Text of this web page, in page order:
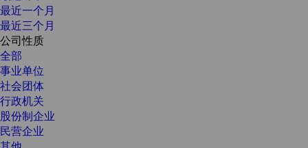
最近一个月
最近三个月
公司性质
全部
事业单位
社会团体
行政机关
股份制企业
民营企业